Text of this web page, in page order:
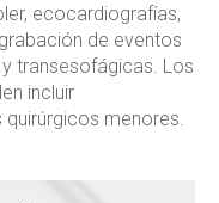
ecocardiografías,
de eventos
transesofágicas. Los
incluir
menores.